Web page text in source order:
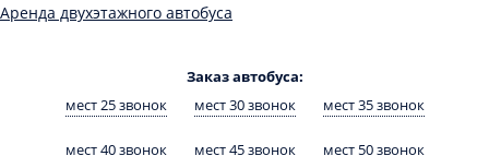
Аренда двухэтажного автобуса
Заказ автобуса:
мест 25 звонок
мест 30 звонок мест 35 звонок
мест 40 звонок мест 45 звонок мест 50 звонок